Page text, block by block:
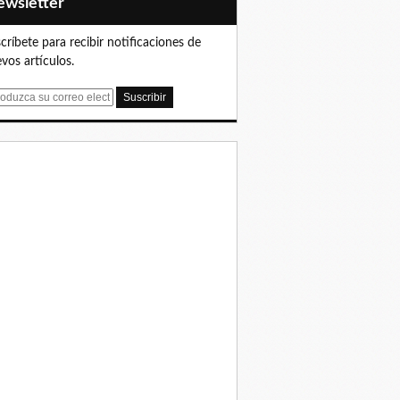
para recibir notificaciones de
artículos.